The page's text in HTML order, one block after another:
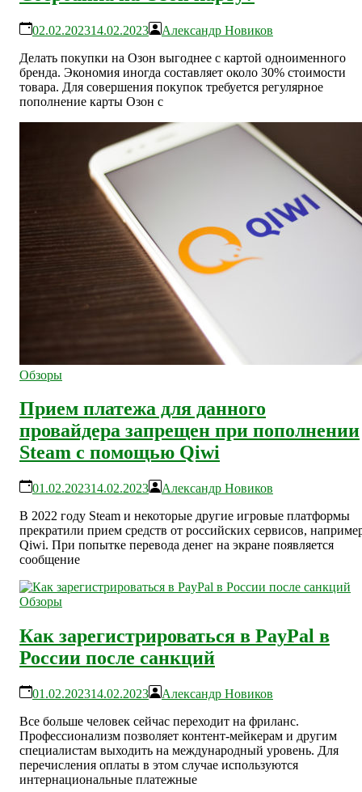
02.02.202314.02.2023
Александр Новиков
Делать покупки на Озон выгоднее с картой одноименного
бренда. Экономия иногда составляет около 30% стоимости
товара. Для совершения покупок требуется регулярное
пополнение карты Озон с
Обзоры
Прием платежа для данного
провайдера запрещен при пополнении
Steam с помощью Qiwi
01.02.202314.02.2023
Александр Новиков
В 2022 году Steam и некоторые другие игровые платформы
прекратили прием средств от российских сервисов,
Qiwi. При попытке перевода денег на экране появляется
сообщение
Обзоры
Как зарегистрироваться в PayPal в
России после санкций
01.02.202314.02.2023
Александр Новиков
Все больше человек сейчас переходит на фриланс.
Профессионализм позволяет контент-мейкерам и другим
специалистам выходить на международный уровень. Для
перечисления оплаты в этом случае используются
интернациональные платежные